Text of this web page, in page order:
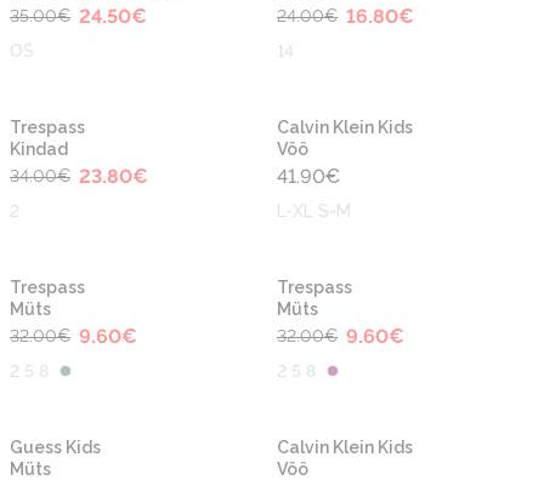
35.00€ 24.50€
OS
24.00€ 16.80€
14
Trespass
Kindad
34.00€ 23.80€
2
Calvin Klein Kids
Vöö
41.90€
L-XL S-M
Trespass
Müts
32.00€ 9.60€
2 5 8
Trespass
Müts
32.00€ 9.60€
2 5 8
-30%
Guess Kids
Müts
-50%
Calvin Klein Kids
Vöö